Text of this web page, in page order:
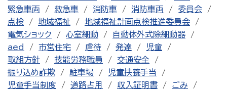
緊急車両
救急車 消防車 消防車両
委員会
点検
地域福祉
地域福祉計画点検推進委員会
電気ショック
心室細動
自動体外式除細動器
aed
市営住宅 虐待 発達
児童
取組方針
技能労務職員
交通安全
振り込め詐欺
駐車場
児童扶養手当
児童手当制度
道路占用 収入証明書 ごみ